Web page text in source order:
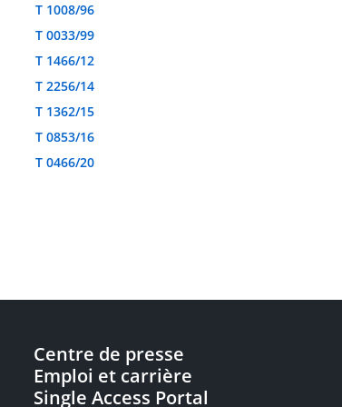
T 1008/96
T 0033/99
T 1466/12
T 2256/14
T 1362/15
T 0853/16
T 0466/20
Centre de presse
Emploi et carrière
Single Access Portal